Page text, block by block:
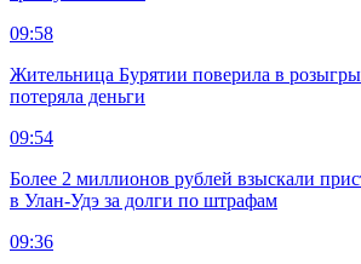
09:58
Жительница Бурятии поверила в
потеряла деньги
09:54
Более 2 миллионов рублей взыскали
в Улан-Удэ за долги по штрафам
09:36